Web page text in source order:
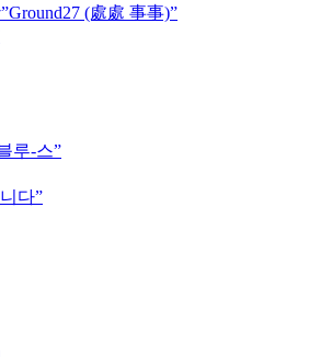
(處處 事事)”
루-스”
다”